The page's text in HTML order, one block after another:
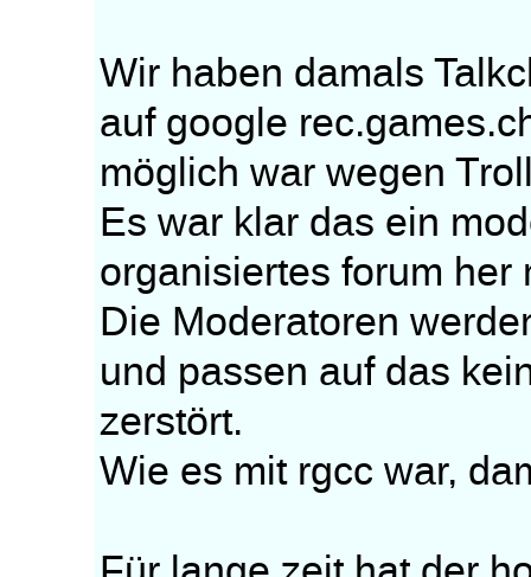
Wir haben damals
auf google
möglich war wegen
Es war klar das ein
organisiertes forum her
Die Moderatoren
und passen auf das
zerstört.
Wie es mit rgcc war,